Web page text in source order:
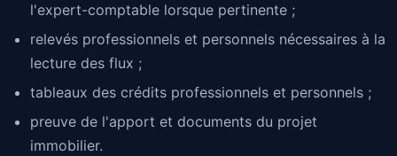
l'expert-comptable lorsque pertinente ;
relevés professionnels et personnels nécessaires à la
lecture des flux ;
tableaux des crédits professionnels et personnels ;
preuve de l'apport et documents du projet
immobilier.